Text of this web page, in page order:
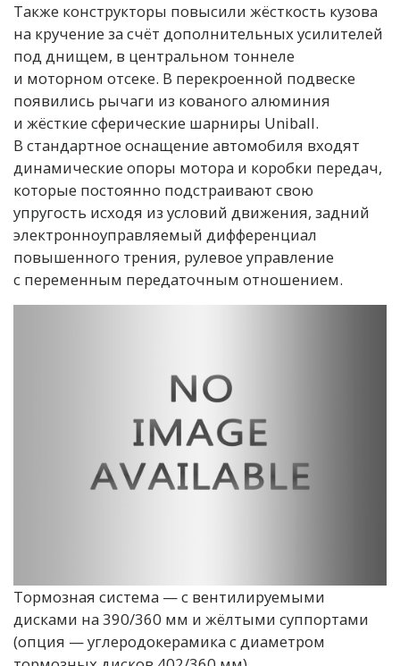
Также конструкторы повысили жёсткость кузова
на кручение за счёт дополнительных усилителей
под днищем, в центральном тоннеле
и моторном отсеке. В перекроенной подвеске
появились рычаги из кованого алюминия
и жёсткие сферические шарниры Uniball.
В стандартное оснащение автомобиля входят
динамические опоры мотора и коробки передач,
которые постоянно подстраивают свою
упругость исходя из условий движения, задний
электронноуправляемый дифференциал
повышенного трения, рулевое управление
с переменным передаточным отношением.
Тормозная система — с вентилируемыми
дисками на 390/360 мм и жёлтыми суппортами
(опция — углеродокерамика с диаметром